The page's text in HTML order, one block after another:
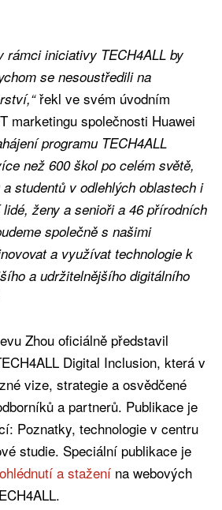
rámci iniciativy TECH4ALL by
se nesoustředili na
řekl ve svém úvodním
marketingu společnosti Huawei
programu TECH4ALL
než 600 škol po celém světě,
studentů v odlehlých oblastech i
ženy a senioři a 46 přírodních
společně s našimi
a využívat technologie k
a udržitelnějšího digitálního
Zhou oficiálně představil
Digital Inclusion, která v
vize, strategie a osvědčené
a partnerů. Publikace je
Poznatky, technologie v centru
studie. Speciální publikace je
a stažení na webových